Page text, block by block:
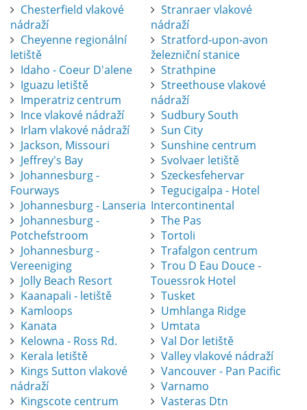
Chesterfield vlakové
nádraží
Cheyenne regionální
letiště
Idaho - Coeur D'alene
Iguazu letiště
Imperatriz centrum
Ince vlakové nádraží
Irlam vlakové nádraží
Jackson, Missouri
Jeffrey's Bay
Johannesburg -
Fourways
Johannesburg - Lanseria
Johannesburg -
Potchefstroom
Johannesburg -
Vereeniging
Jolly Beach Resort
Kaanapali - letiště
Kamloops
Kanata
Kelowna - Ross Rd.
Kerala letiště
Kings Sutton vlakové
nádraží
Kingscote centrum
Stranraer vlakové
nádraží
Stratford-upon-avon
železniční stanice
Strathpine
Streethouse vlakové
nádraží
Sudbury South
Sun City
Sunshine centrum
Svolvaer letiště
Szeckesfehervar
Tegucigalpa - Hotel
Intercontinental
The Pas
Tortoli
Trafalgon centrum
Trou D Eau Douce -
Touessrok Hotel
Tusket
Umhlanga Ridge
Umtata
Val Dor letiště
Valley vlakové nádraží
Vancouver - Pan Pacific
Varnamo
Vasteras Dtn